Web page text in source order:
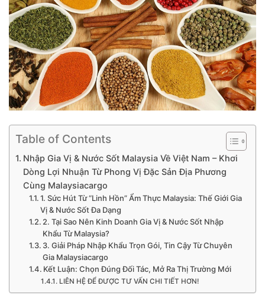
Table of Contents
Nhập Gia Vị & Nước Sốt Malaysia Về Việt Nam – Khơi
Dòng Lợi Nhuận Từ Phong Vị Đặc Sản Địa Phương
Cùng Malaysiacargo
1. Sức Hút Từ “Linh Hồn” Ẩm Thực Malaysia: Thế Giới Gia
Vị & Nước Sốt Đa Dạng
2. Tại Sao Nên Kinh Doanh Gia Vị & Nước Sốt Nhập
Khẩu Từ Malaysia?
3. Giải Pháp Nhập Khẩu Trọn Gói, Tin Cậy Từ Chuyên
Gia Malaysiacargo
Kết Luận: Chọn Đúng Đối Tác, Mở Ra Thị Trường Mới
LIÊN HỆ ĐỂ ĐƯỢC TƯ VẤN CHI TIẾT HƠN!